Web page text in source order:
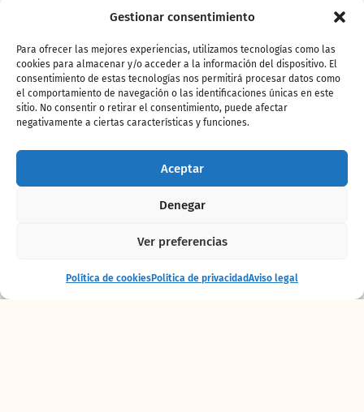
Gestionar consentimiento
Para ofrecer las mejores experiencias, utilizamos tecnologías como las
cookies para almacenar y/o acceder a la información del dispositivo. El
consentimiento de estas tecnologías nos permitirá procesar datos como
el comportamiento de navegación o las identificaciones únicas en este
sitio. No consentir o retirar el consentimiento, puede afectar
negativamente a ciertas características y funciones.
Aceptar
Denegar
Ver preferencias
Política de cookiesPolítica de privacidadAviso legal
Elige tu plan de comida y continua tu aventura por
¡Quiero este pack!
Comprar
entradas
Entrada
+ alojamiento